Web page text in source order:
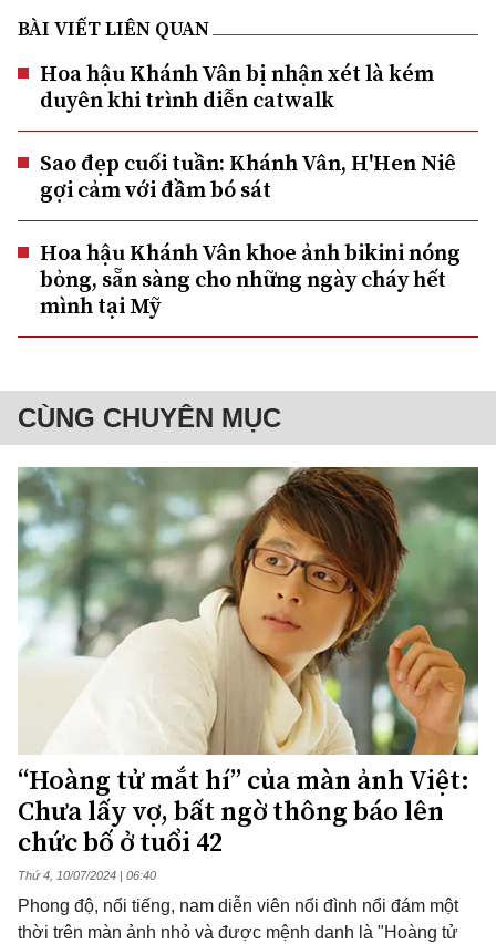
BÀI VIẾT LIÊN QUAN
Hoa hậu Khánh Vân bị nhận xét là kém
duyên khi trình diễn catwalk
Sao đẹp cuối tuần: Khánh Vân, H'Hen Niê
gợi cảm với đầm bó sát
Hoa hậu Khánh Vân khoe ảnh bikini nóng
bỏng, sẵn sàng cho những ngày cháy hết
mình tại Mỹ
CÙNG CHUYÊN MỤC
“Hoàng tử mắt hí” của màn ảnh Việt:
Chưa lấy vợ, bất ngờ thông báo lên
chức bố ở tuổi 42
Thứ 4, 10/07/2024 | 06:40
Phong độ, nổi tiếng, nam diễn viên nổi đình nổi đám một
thời trên màn ảnh nhỏ và được mệnh danh là "Hoàng tử